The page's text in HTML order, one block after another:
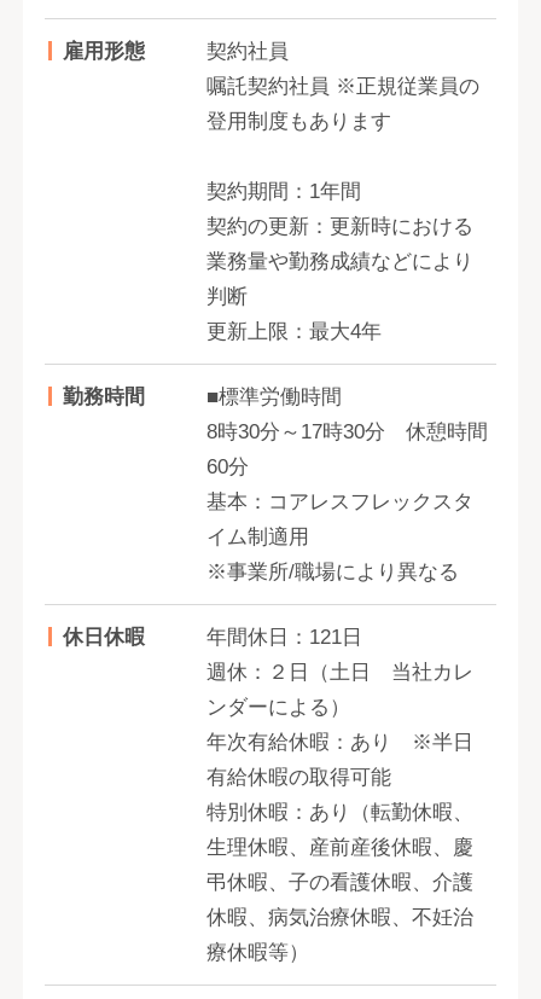
雇用形態
契約社員
嘱託契約社員 ※正規従業員の
登用制度もあります
契約期間：1年間
契約の更新：更新時における
業務量や勤務成績などにより
判断
更新上限：最大4年
勤務時間
■標準労働時間
8時30分～17時30分 休憩時間
60分
基本：コアレスフレックスタ
イム制適用
※事業所/職場により異なる
休日休暇
年間休日：121日
週休：２日（土日 当社カレ
ンダーによる）
年次有給休暇：あり ※半日
有給休暇の取得可能
特別休暇：あり（転勤休暇、
生理休暇、産前産後休暇、慶
弔休暇、子の看護休暇、介護
休暇、病気治療休暇、不妊治
療休暇等）